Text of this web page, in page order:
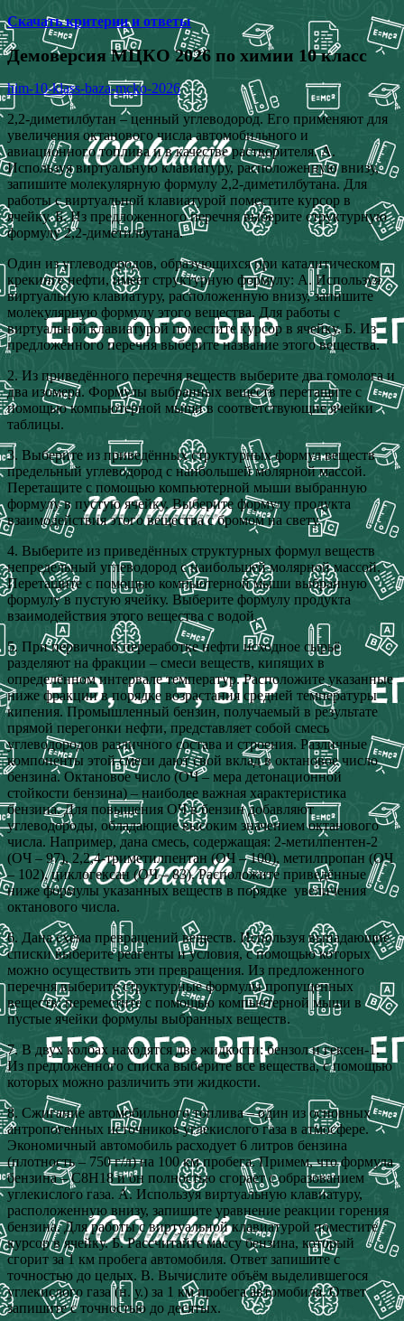
Скачать критерии и ответы
Демоверсия МЦКО 2026 по химии 10 класс
him-10-klass-baza-mcko-2026
2,2-диметилбутан – ценный углеводород. Его применяют для
увеличения октанового числа автомобильного и
авиационного топлива и в качестве растворителя. А.
Используя виртуальную клавиатуру, расположенную внизу,
запишите молекулярную формулу 2,2-диметилбутана. Для
работы с виртуальной клавиатурой поместите курсор в
ячейку. Б. Из предложенного перечня выберите структурную
формулу 2,2-диметилбутана.
Один из углеводородов, образующихся при каталитическом
крекинге нефти, имеет структурную формулу: А. Используя
виртуальную клавиатуру, расположенную внизу, запишите
молекулярную формулу этого вещества. Для работы с
виртуальной клавиатурой поместите курсор в ячейку. Б. Из
предложенного перечня выберите название этого вещества.
2. Из приведённого перечня веществ выберите два гомолога и
два изомера. Формулы выбранных веществ перетащите с
помощью компьютерной мыши в соответствующие ячейки
таблицы.
3. Выберите из приведённых структурных формул веществ
предельный углеводород с наибольшей молярной массой.
Перетащите с помощью компьютерной мыши выбранную
формулу в пустую ячейку. Выберите формулу продукта
взаимодействия этого вещества с бромом на свету.
4. Выберите из приведённых структурных формул веществ
непредельный углеводород с наибольшей молярной массой.
Перетащите с помощью компьютерной мыши выбранную
формулу в пустую ячейку. Выберите формулу продукта
взаимодействия этого вещества с водой.
5. При первичной переработке нефти исходное сырьё
разделяют на фракции – смеси веществ, кипящих в
определённом интервале температур. Расположите указанные
ниже фракции в порядке возрастания средней температуры
кипения. Промышленный бензин, получаемый в результате
прямой перегонки нефти, представляет собой смесь
углеводородов различного состава и строения. Различные
компоненты этой смеси дают свой вклад в октановое число
бензина. Октановое число (ОЧ – мера детонационной
стойкости бензина) – наиболее важная характеристика
бензина. Для повышения ОЧ в бензин добавляют
углеводороды, обладающие высоким значением октанового
числа. Например, дана смесь, содержащая: 2-метилпентен-2
(ОЧ – 97), 2,2,4-триметилпентан (ОЧ – 100), метилпропан (ОЧ
– 102), циклогексан (ОЧ – 83). Расположите приведённые
ниже формулы указанных веществ в порядке увеличения
октанового числа.
6. Дана схема превращений веществ. Используя выпадающие
списки выберите реагенты и условия, с помощью которых
можно осуществить эти превращения. Из предложенного
перечня выберите структурные формулы пропущенных
веществ: переместите с помощью компьютерной мыши в
пустые ячейки формулы выбранных веществ.
7. В двух колбах находятся две жидкости: бензол и гексен-1.
Из предложенного списка выберите все вещества, с помощью
которых можно различить эти жидкости.
8. Сжигание автомобильного топлива – один из основных
антропогенных источников углекислого газа в атмосфере.
Экономичный автомобиль расходует 6 литров бензина
(плотность – 750 г/л) на 100 км пробега. Примем, что формула
бензина – C8H18 и он полностью сгорает с образованием
углекислого газа. А. Используя виртуальную клавиатуру,
расположенную внизу, запишите уравнение реакции горения
бензина. Для работы с виртуальной клавиатурой поместите
курсор в ячейку. Б. Рассчитайте массу бензина, который
сгорит за 1 км пробега автомобиля. Ответ запишите с
точностью до целых. В. Вычислите объём выделившегося
углекислого газа (н. у.) за 1 км пробега автомобиля. Ответ
запишите с точностью до десятых.